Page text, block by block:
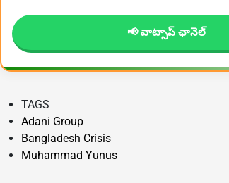
📢 వాట్సాప్ ఛానెల్
TAGS
Adani Group
Bangladesh Crisis
Muhammad Yunus